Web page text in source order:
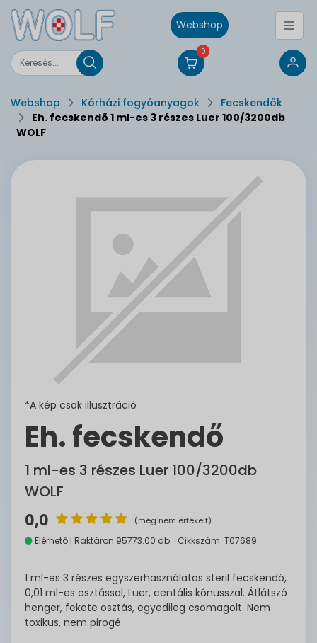
Webshop
0
Webshop Kórházi fogyóanyagok
Fecskendők
Eh. fecskendő 1 ml-es 3 részes Luer 100/3200db
WOLF
*A kép csak illusztráció
Eh. fecskendő
1 ml-es 3 részes Luer 100/3200db
WOLF
0,0 (még nem értékelt)
Elérhető | Raktáron 95773.00 db Cikkszám: T07689
1 ml-es 3 részes egyszerhasználatos steril fecskendő,
0,01 ml-es osztással, Luer, centális kónusszal. Átlátszó
henger, fekete osztás, egyedileg csomagolt. Nem
toxikus, nem pirogé